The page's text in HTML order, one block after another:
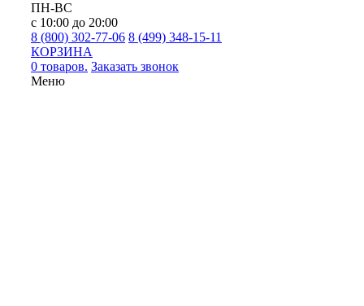
ПН-ВС
с 10:00 до 20:00
8 (800) 302-77-06 8 (499) 348-15-11
КОРЗИНА
0 товаров. Заказать звонок
Меню